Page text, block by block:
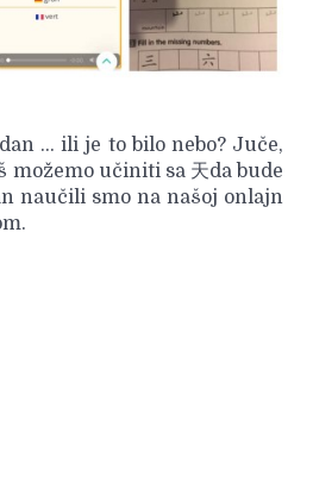
... ili je to bilo nebo? Juče,
možemo učiniti sa 天da bude
naučili smo na našoj onlajn